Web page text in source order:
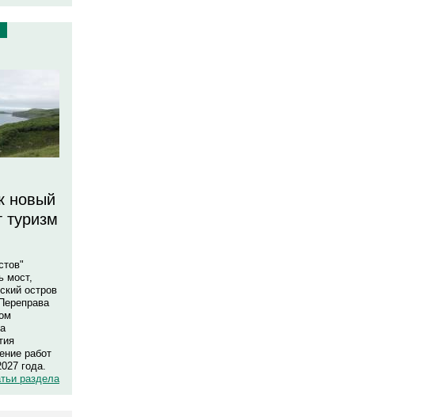
новый
туризм
мост,
остров
работ
года.
раздела